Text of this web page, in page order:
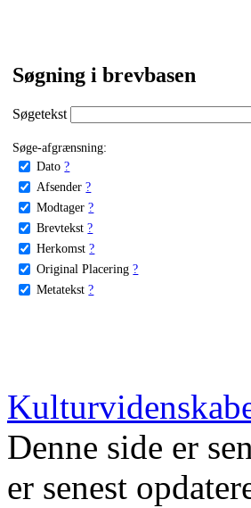
Søgning i brevbasen
Søgetekst
Søge-afgrænsning:
Dato ?
Afsender ?
Modtager ?
Brevtekst ?
Herkomst ?
Original Placering ?
Metatekst ?
Denne side er
er senest